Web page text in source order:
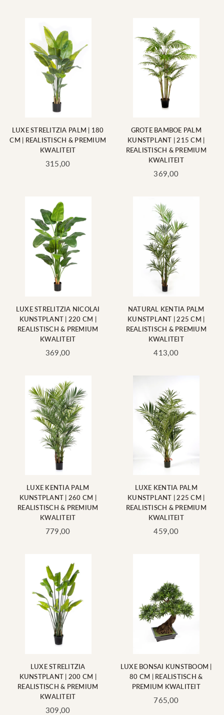
LUXE STRELITZIA PALM | 180
CM | REALISTISCH & PREMIUM
KWALITEIT
Standaard
315,00
GROTE BAMBOE PALM
KUNSTPLANT | 215 CM |
REALISTISCH & PREMIUM
KWALITEIT
Standaard
369,00
LUXE STRELITZIA NICOLAI
KUNSTPLANT | 220 CM |
REALISTISCH & PREMIUM
KWALITEIT
Standaard
369,00
NATURAL KENTIA PALM
KUNSTPLANT | 225 CM |
REALISTISCH & PREMIUM
KWALITEIT
Standaard
413,00
LUXE KENTIA PALM
KUNSTPLANT | 260 CM |
REALISTISCH & PREMIUM
KWALITEIT
Standaard
779,00
LUXE KENTIA PALM
KUNSTPLANT | 225 CM |
REALISTISCH & PREMIUM
KWALITEIT
Standaard
459,00
LUXE STRELITZIA
KUNSTPLANT | 200 CM |
REALISTISCH & PREMIUM
KWALITEIT
Standaard
309,00
LUXE BONSAI KUNSTBOOM |
80 CM | REALISTISCH &
PREMIUM KWALITEIT
Standaard
765,00